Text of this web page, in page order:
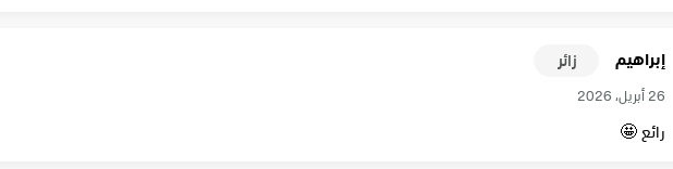
إبراهيم زائر
26 أبريل، 2026
رائع 🤩